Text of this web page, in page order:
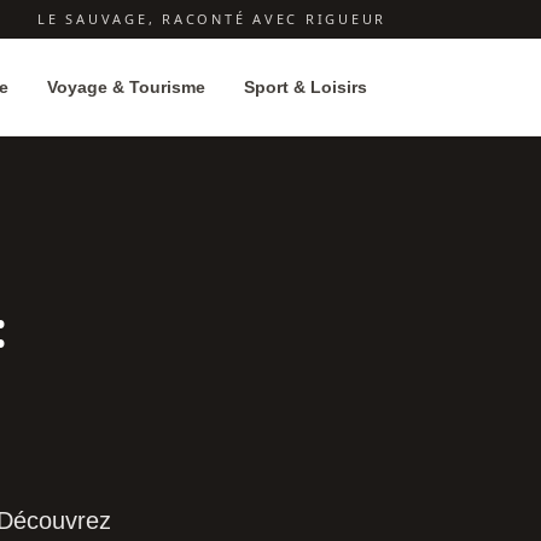
LE SAUVAGE, RACONTÉ AVEC RIGUEUR
Voyage & Tourisme Sport & Loisirs